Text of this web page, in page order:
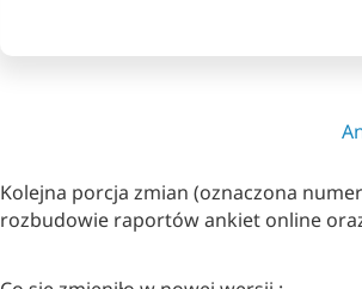
Kolejna porcja zmian (oznaczona
rozbudowie raportów ankiet online